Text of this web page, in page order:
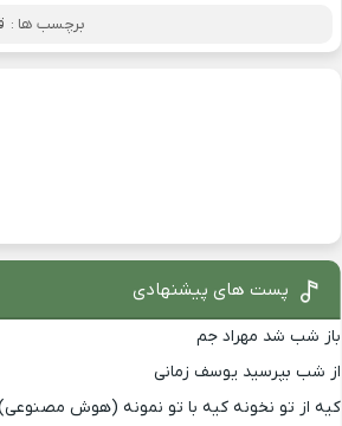
برچسب ها :
پست های پیشنهادی
باز شب شد مهراد جم
از شب بپرسید یوسف زمانی
کیه از تو نخونه کیه با تو نمونه (هوش